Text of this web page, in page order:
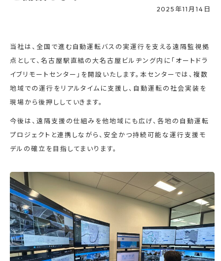
2025年11月14日
当社は、全国で進む自動運転バスの実運行を支える遠隔監視拠
点として、名古屋駅直結の大名古屋ビルヂング内に「オートドラ
イブリモートセンター」を開設いたします。本センターでは、複数
地域での運行をリアルタイムに支援し、自動運転の社会実装を
現場から後押ししていきます。
今後は、遠隔支援の仕組みを他地域にも広げ、各地の自動運転
プロジェクトと連携しながら、安全かつ持続可能な運行支援モ
デルの確立を目指してまいります。